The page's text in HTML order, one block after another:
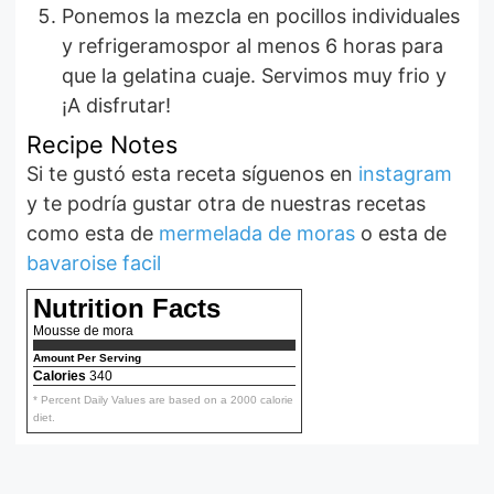
Ponemos la mezcla en pocillos individuales
y refrigeramospor al menos 6 horas para
que la gelatina cuaje. Servimos muy frio y
¡A disfrutar!
Recipe Notes
Si te gustó esta receta síguenos en instagram
y te podría gustar otra de nuestras recetas
como esta de mermelada de moras o esta de
bavaroise facil
Nutrition Facts
Mousse de mora
Amount Per Serving
Calories 340
* Percent Daily Values are based on a 2000 calorie
diet.